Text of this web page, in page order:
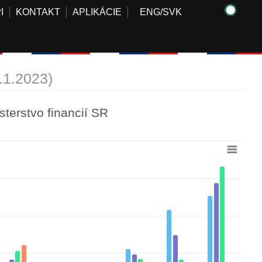
KONTAKT APLIKÁCIE ENG/SVK
financií SR
to 433.